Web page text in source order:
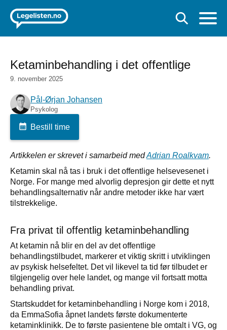
Ketaminbehandling i det offentlige
9. november 2025
Pål-Ørjan Johansen
Psykolog
Bestill time
Artikkelen er skrevet i samarbeid medAdrian Roalkvam.
Ketamin skal nå tas i bruk i det offentlige helsevesenet i
Norge. For mange med alvorlig depresjon gir dette et nytt
behandlingsalternativ når andre metoder ikke har vært
tilstrekkelige.
Fra privat til offentlig ketaminbehandling
At ketamin nå blir en del av det offentlige
behandlingstilbudet, markerer et viktig skritt i utviklingen
av psykisk helsefeltet. Det vil likevel ta tid før tilbudet er
tilgjengelig over hele landet, og mange vil fortsatt motta
behandling privat.
Startskuddet for ketaminbehandling i Norge kom i 2018,
da EmmaSofia åpnet landets første dokumenterte
ketaminklinikk. De to første pasientene ble omtalt i VG, og